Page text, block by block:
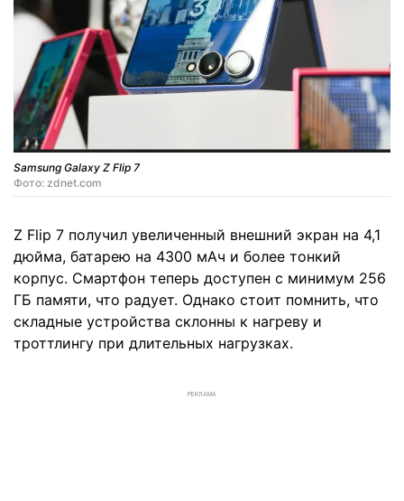
Samsung Galaxy Z Flip 7
Фото: zdnet.com
Z Flip 7 получил увеличенный внешний экран на 4,1
дюйма, батарею на 4300 мАч и более тонкий
корпус. Смартфон теперь доступен с минимум 256
ГБ памяти, что радует. Однако стоит помнить, что
складные устройства склонны к нагреву и
троттлингу при длительных нагрузках.
РЕКЛАМА